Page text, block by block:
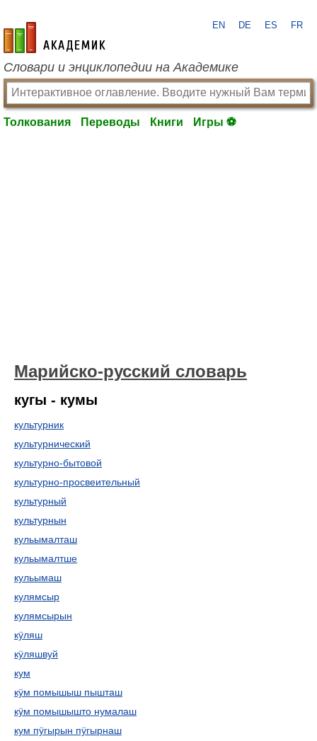
academic.ru
EN DE ES FR
Словари и энциклопедии на Академике
Толкования Переводы Книги Игры ⚽
Марийско-русский словарь
кугы - кумы
культурник
культурнический
культурно-бытовой
культурно-просвеительный
культурный
культурнын
кульымалташ
кульымалтше
кульымаш
кулямсыр
кулямсырын
кӱляш
кӱляшвуй
кум
кӱм помышыш пышташ
кӱм помышышто нумалаш
кум пӱгырын пӱгырнаш